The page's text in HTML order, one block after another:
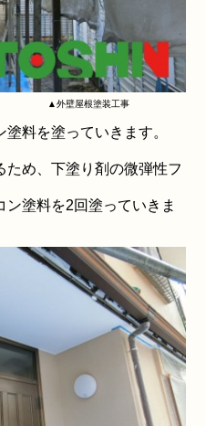
装工事
料を塗っていきます。
ため、下塗り剤の微弾性フ
塗料を2回塗っていきま